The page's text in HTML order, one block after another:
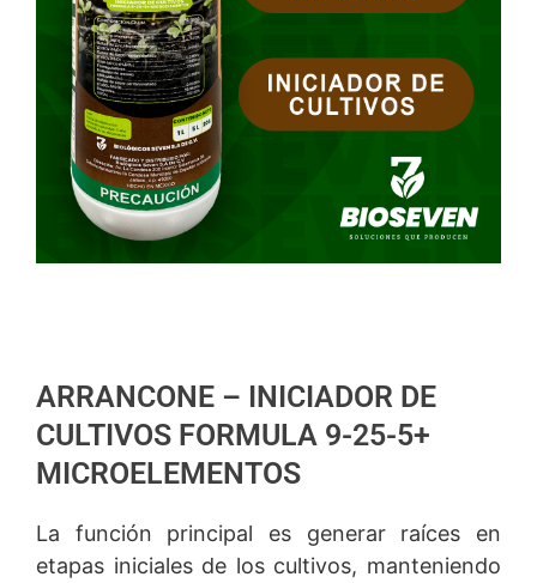
ARRANCONE – INICIADOR DE
CULTIVOS FORMULA 9-25-5+
MICROELEMENTOS
La función principal es generar raíces en
etapas iniciales de los cultivos, manteniendo